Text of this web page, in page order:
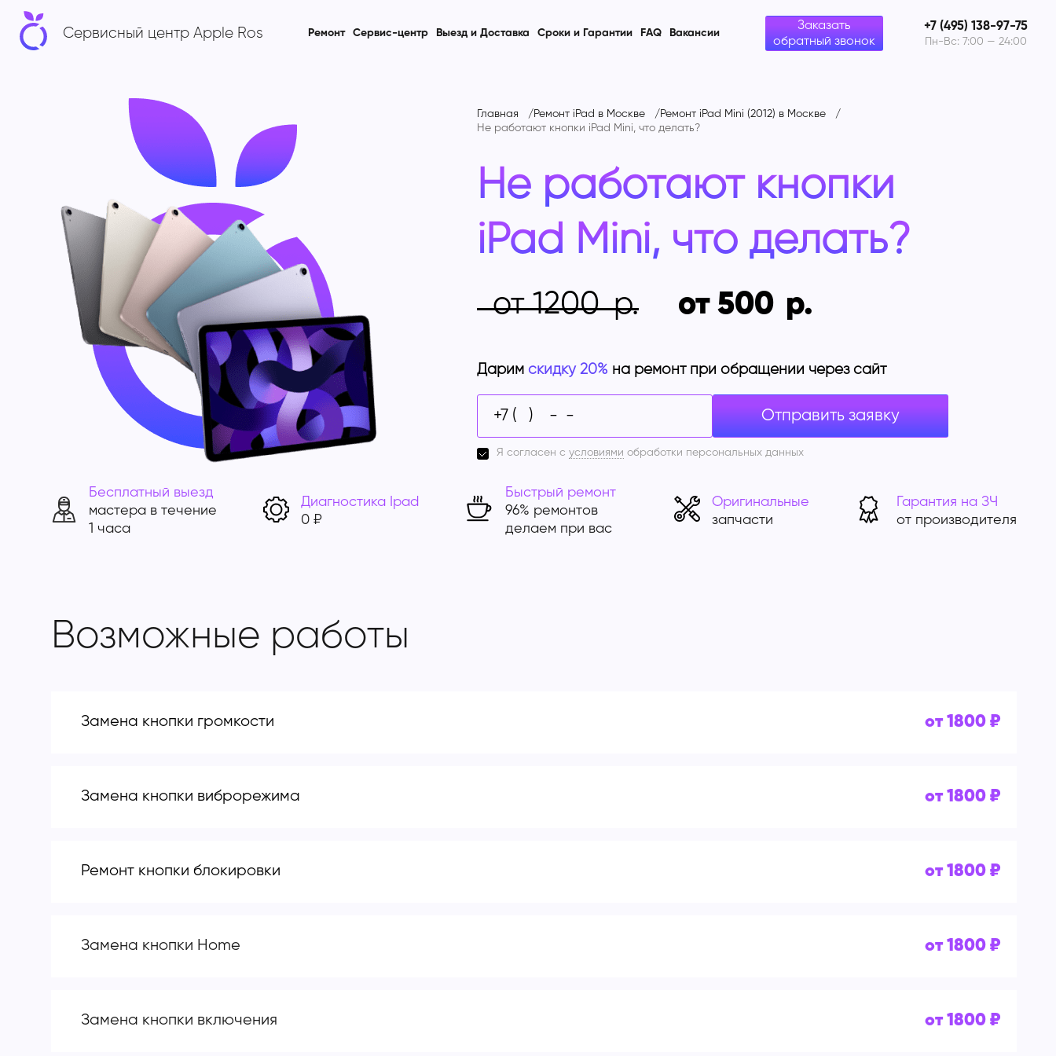
Сервисный центр Apple Ros Ремонт Сервис-центр Выезд и Доставка Сроки и Гарантии FAQ Вакансии
Заказать
обратный звонок
+7 (495) 138-97-75
Пн-Вс: 7:00 — 24:00
Главная Ремонт iPad в Москве
Ремонт iPad Mini (2012) в Москве
Не работают кнопки iPad Mini, что делать?
Не работают кнопки
iPad Mini, что делать?
от 1200 от 500
Дарим скидку 20% на ремонт при обращении через сайт
Я согласен с условиями обработки персональных данных
Бесплатный выезд
мастера в течение
1 часа
Диагностика Ipad
0 ₽
Быстрый ремонт
96% ремонтов
делаем при вас
Оригинальные
запчасти
Гарантия на ЗЧ
от производителя
Возможные работы
Замена кнопки громкости от 1800 ₽
Замена кнопки виброрежима от 1800 ₽
Ремонт кнопки блокировки от 1800 ₽
Замена кнопки Home от 1800 ₽
Замена кнопки включения от 1800 ₽